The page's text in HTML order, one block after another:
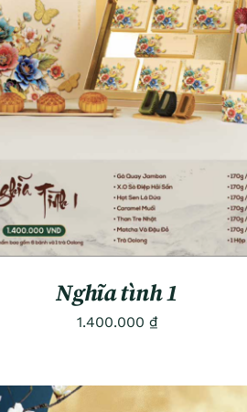
ADD TO CART / QUICK VIEW
Nghĩa tình 1
1.400.000 ₫